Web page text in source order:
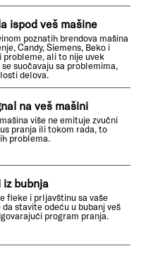
ispod veš mašine
poznatih brendova mašina
Candy, Siemens, Beko i
ali to nije uvek
suočavaju sa problemima,
delova.
na veš mašini
više ne emituje zvučni
pranja ili tokom rada, to
problema.
iz bubnja
fleke i prljavštinu sa vaše
stavite odeću u bubanj veš
program pranja.